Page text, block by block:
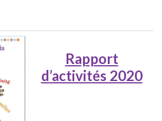
Rapport
d’activités 2020